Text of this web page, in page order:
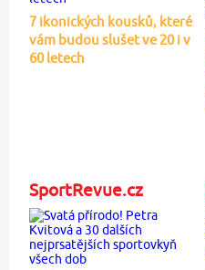
7 ikonických kousků, které
vám budou slušet ve 20 i v
60 letech
SportRevue.cz